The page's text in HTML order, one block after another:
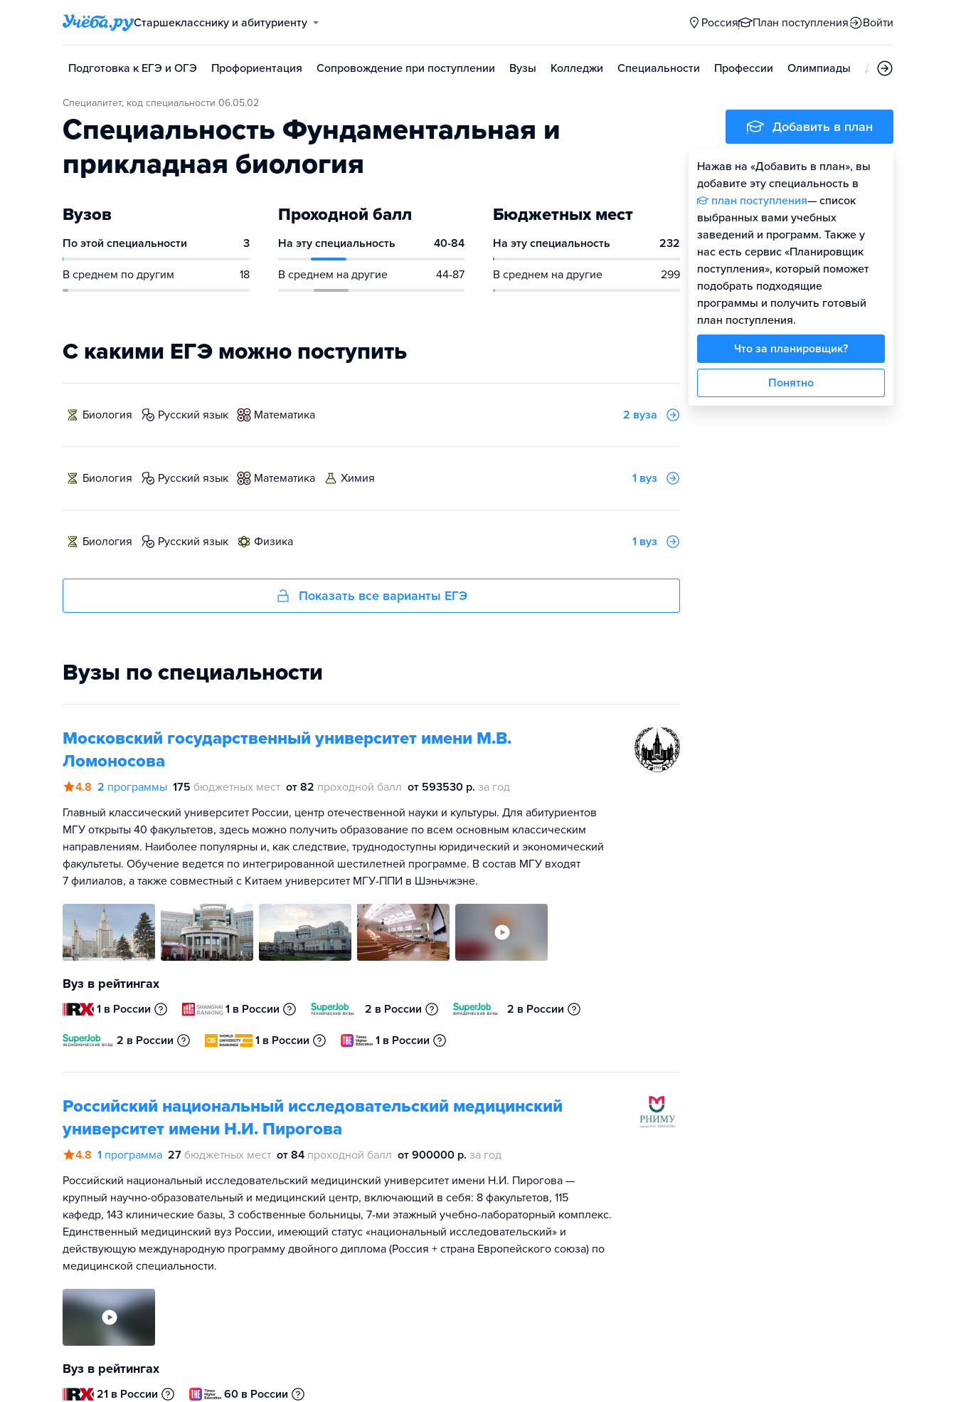
Старшекласснику и абитуриенту Россия План поступления Войти
Подготовка к ЕГЭ и ОГЭ Профориентация Сопровождение при поступлении Вузы Колледжи Специальности Профессии Олимпиады Дни открытых
Специалитет, код специальности 06.05.02
Специальность Фундаментальная и
прикладная биология
Вузов
По этой специальности 3
В среднем по другим 18
Проходной балл
На эту специальность 40-84
В среднем на другие 44-87
Бюджетных мест
На эту специальность 232
В среднем на другие 299
С какими ЕГЭ можно поступить
биология русский язык математика 2 вуза
биология русский язык математика химия 1 вуз
биология русский язык физика 1 вуз
Показать все варианты ЕГЭ
Вузы по специальности
Московский государственный университет имени М.В.
Ломоносова
4.8 2 программы 175 бюджетных мест от 82 проходной балл от 593530 р. за год
Главный классический университет России, центр отечественной науки и культуры. Для абитуриентов
МГУ открыты 40 факультетов, здесь можно получить образование по всем основным классическим
направлениям. Наиболее популярны и, как следствие, труднодоступны юридический и экономический
факультеты. Обучение ведется по интегрированной шестилетней программе. В состав МГУ входят
7 филиалов, а также совместный с Китаем университет МГУ-ППИ в Шэньчжэне.
Вуз в рейтингах
1 в России 1 в России 2 в России 2 в России
2 в России 1 в России 1 в России
Российский национальный исследовательский медицинский
университет имени Н.И. Пирогова
4.8 1 программа 27 бюджетных мест от 84 проходной балл от 900000 р. за год
Российский национальный исследовательский медицинский университет имени Н.И. Пирогова —
крупный научно-образовательный и медицинский центр, включающий в себя: 8 факультетов, 115
кафедр, 143 клинические базы, 3 собственные больницы, 7-ми этажный учебно-лабораторный комплекс.
Единственный медицинский вуз России, имеющий статус «национальный исследовательский» и
действующую международную программу двойного диплома (Россия + страна Европейского союза) по
медицинской специальности.
Вуз в рейтингах
21 в России 60 в России
Добавить в план
Нажав на «Добавить в план», вы
добавите эту специальность в
план поступления— список
выбранных вами учебных
заведений и программ. Также у
нас есть сервис «Планировщик
поступления», который поможет
подобрать подходящие
программы и получить готовый
план поступления.
Что за планировщик?
Понятно